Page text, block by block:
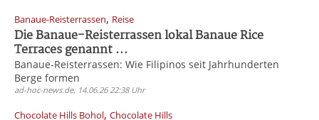
Banaue-Reisterrassen, Reise
Die Banaue-Reisterrassen lokal Banaue Rice
Terraces genannt ...
Banaue-Reisterrassen: Wie Filipinos seit Jahrhunderten
Berge formen
ad-hoc-news.de, 14.06.26 22:38 Uhr
Chocolate Hills Bohol, Chocolate Hills